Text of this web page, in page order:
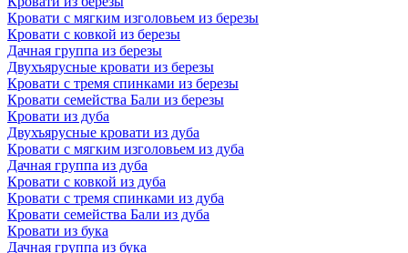
Кровати с мягким изголовьем из березы
Кровати с ковкой из березы
Дачная группа из березы
Двухъярусные кровати из березы
Кровати с тремя спинками из березы
Кровати семейства Бали из березы
Кровати из дуба
Двухъярусные кровати из дуба
Кровати с мягким изголовьем из дуба
Дачная группа из дуба
Кровати с ковкой из дуба
Кровати с тремя спинками из дуба
Кровати семейства Бали из дуба
Кровати из бука
Дачная группа из бука